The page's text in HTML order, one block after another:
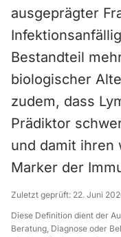
ausgeprägter
Bestandteil
biologischer
zudem, dass
Prädiktor
und damit ihren
Marker der
Zuletzt geprüft: 22. Juni
Diese Definition dient der
Beratung, Diagnose oder